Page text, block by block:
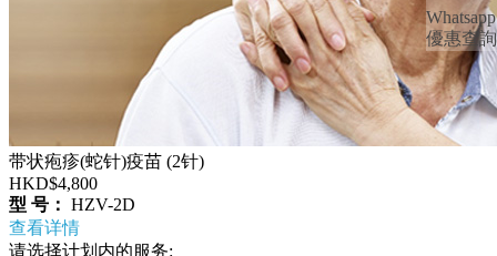
Whatsapp
優惠查詢
带状疱疹(蛇针)疫苗 (2针)
HKD$4,800
型 号： HZV-2D
查看详情
请选择计划内的服务: